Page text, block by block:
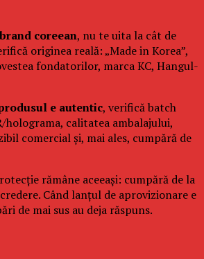
coreean, nu te uita la cât de
originea reală: „Made in Korea”,
fondatorilor, marca KC, Hangul-
e autentic, verifică batch
holograma, calitatea ambalajului,
comercial și, mai ales, cumpără de
rămâne aceeași: cumpără de la
Când lanțul de aprovizionare e
de mai sus au deja răspuns.